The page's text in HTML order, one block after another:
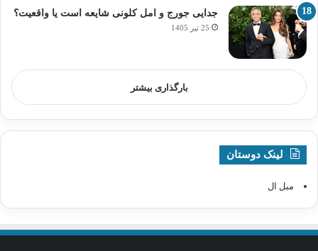
جدایی جورج و امل کلونی شایعه است یا واقعیت؟
25 تیر 1405
بارگذاری بیشتر
لینک دوستان
مبل ال